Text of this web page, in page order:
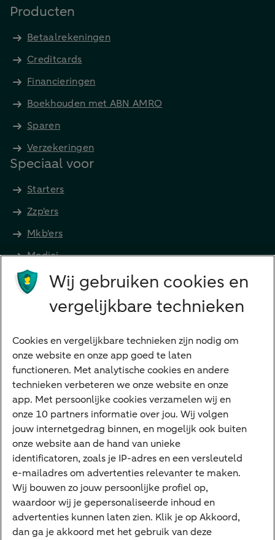
Producten
Betaalrekeningen
Creditcards
Financieringen
Boekhouden met ABN AMRO
Sparen
Verzekeringen
Speciaal voor
Starters
Zzp'ers
Mkb'ers
Medici
Advocaten en notarissen
Diensten
VraagHugo
Corporate Finance
Tikkie zakelijk
Cyber Veilig & Zeker
Private Banking
Interessant
Sectoren & trends
Ondernemersverhalen
Wij gebruiken cookies en
vergelijkbare technieken
Cookies en vergelijkbare technieken zijn nodig om
onze website en onze app goed te laten
functioneren. Met analytische cookies en andere
technieken verbeteren we onze website en onze
app. Met persoonlijke cookies verzamelen wij en
onze 10 partners informatie over jou. Wij volgen
jouw internetgedrag binnen, en mogelijk ook buiten
onze website aan de hand van unieke
identificatoren, zoals je IP-adres en een versleuteld
e-mailadres om advertenties relevanter te maken.
Wij bouwen zo jouw persoonlijke profiel op,
waardoor wij je gepersonaliseerde inhoud en
advertenties kunnen laten zien. Klik je op Akkoord,
dan ga je akkoord met het gebruik van deze